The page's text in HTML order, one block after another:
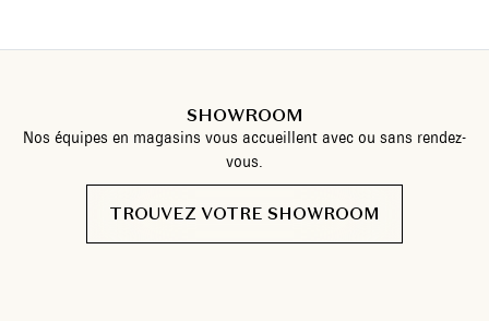
SHOWROOM
Nos équipes en magasins vous accueillent avec ou sans rendez-
vous.
TROUVEZ VOTRE SHOWROOM